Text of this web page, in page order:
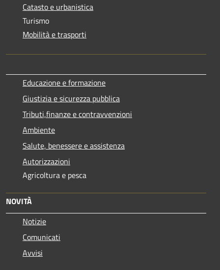
Catasto e urbanistica
Turismo
Mobilità e trasporti
Educazione e formazione
Giustizia e sicurezza pubblica
Tributi,finanze e contravvenzioni
Ambiente
Salute, benessere e assistenza
Autorizzazioni
Agricoltura e pesca
NOVITÀ
Notizie
Comunicati
Avvisi